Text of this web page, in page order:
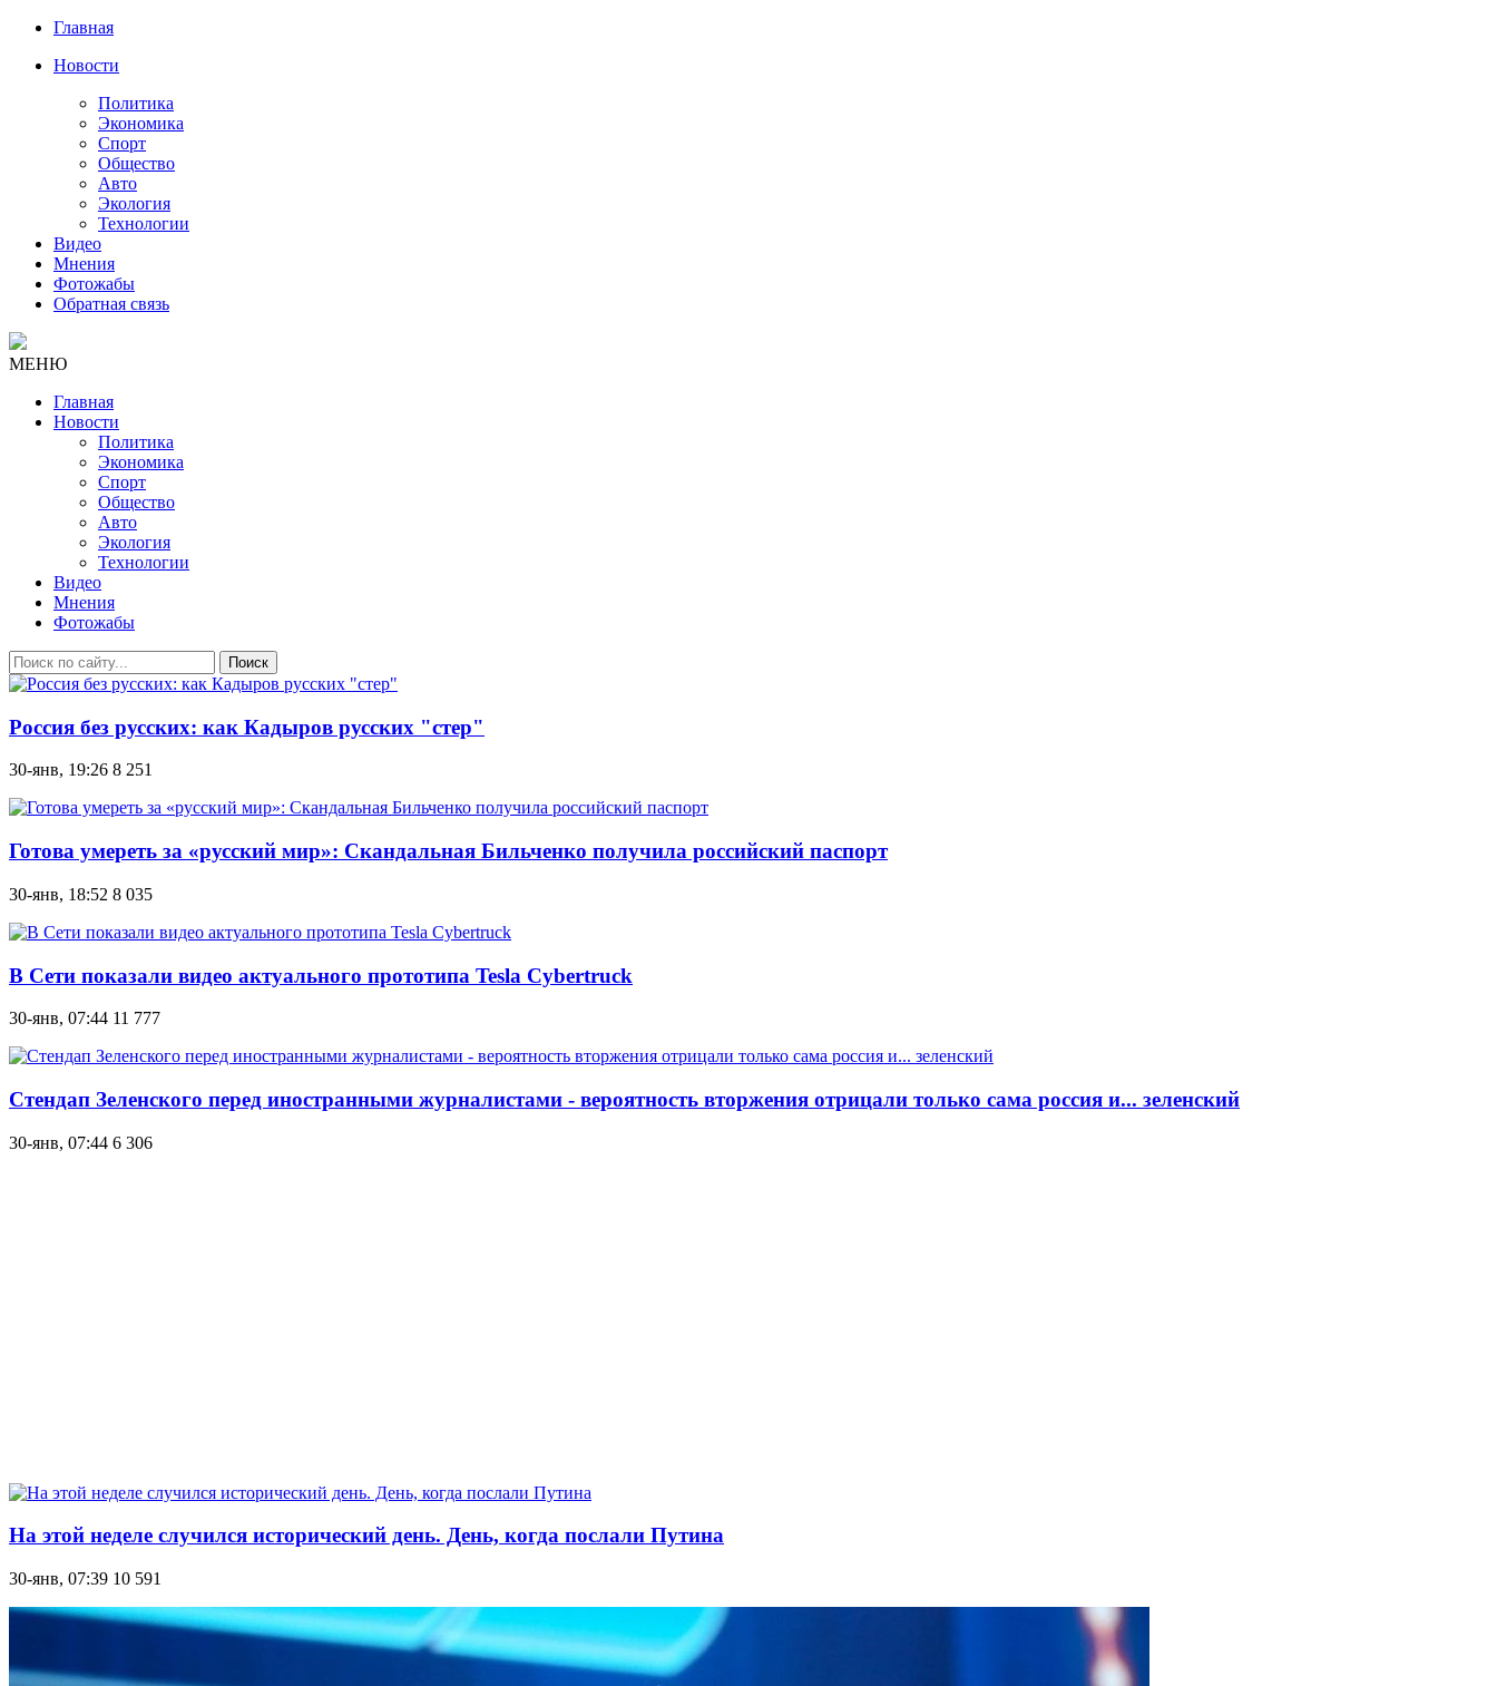
Главная
Новости
Политика
Экономика
Спорт
Общество
Авто
Экология
Технологии
Видео
Мнения
Фотожабы
Обратная связь
МЕНЮ
Главная
Новости
Политика
Экономика
Спорт
Общество
Авто
Экология
Технологии
Видео
Мнения
Фотожабы
Поиск
Россия без русских: как Кадыров русских "стер"
30-янв, 19:26 8 251
Готова умереть за «русский мир»: Скандальная Бильченко получила российский паспорт
30-янв, 18:52 8 035
В Сети показали видео актуального прототипа Tesla Cybertruck
30-янв, 07:44 11 777
Стендап Зеленского перед иностранными журналистами - вероятность вторжения отрицали только сама россия и... зеленский
30-янв, 07:44 6 306
На этой неделе случился исторический день. День, когда послали Путина
30-янв, 07:39 10 591